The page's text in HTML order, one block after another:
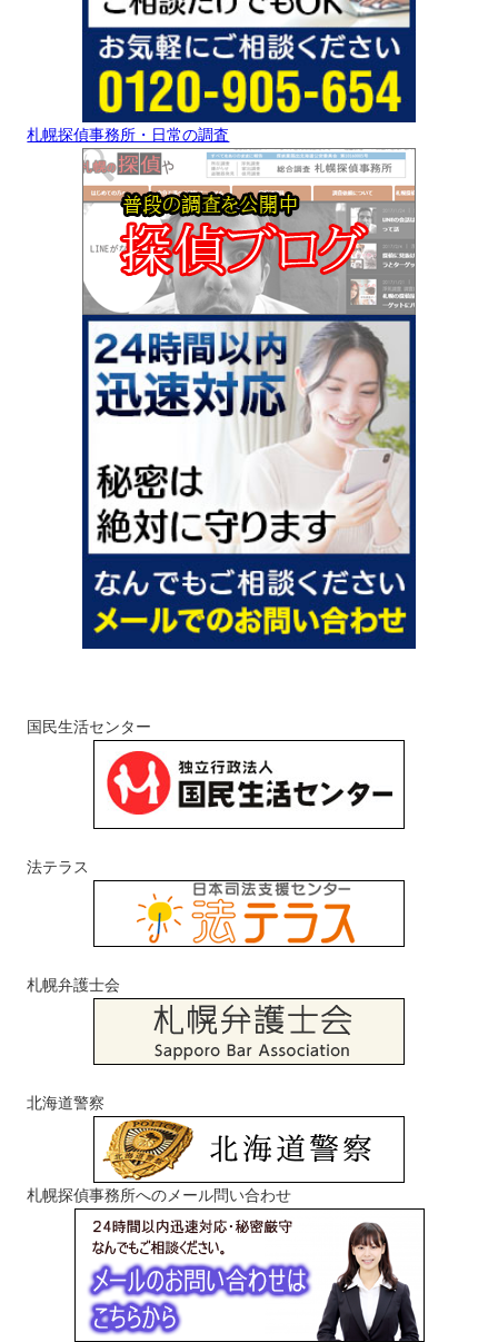
札幌探偵事務所・日常の調査
国民生活センター
法テラス
札幌弁護士会
北海道警察
札幌探偵事務所へのメール問い合わせ